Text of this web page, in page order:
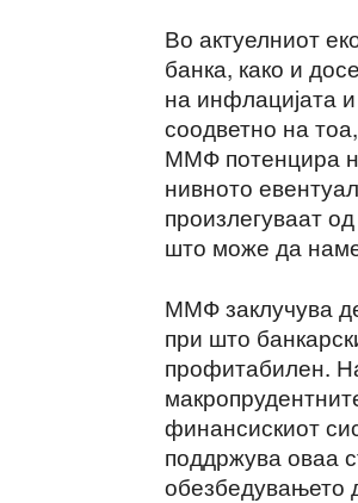
Во актуелниот
банка, како и
на инфлацијата
соодветно на
ММФ потенцира
нивното
произлегуваат
што може да
ММФ заклучува
при што
профитабилен.
финансискиот
поддржува оваа
обезбедувањето